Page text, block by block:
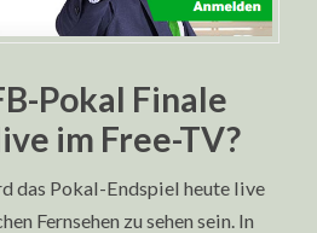
Pokal Finale
im Free-TV?
das Pokal-Endspiel heute live
Fernsehen zu sehen sein. In